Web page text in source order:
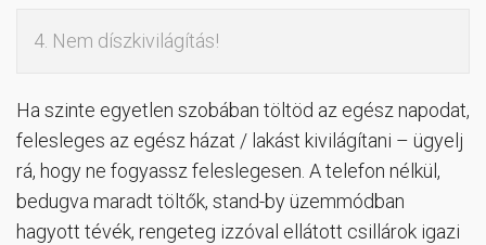
4. Nem díszkivilágítás!
Ha szinte egyetlen szobában töltöd az egész napodat,
felesleges az egész házat / lakást kivilágítani – ügyelj
rá, hogy ne fogyassz feleslegesen. A telefon nélkül,
bedugva maradt töltők, stand-by üzemmódban
hagyott tévék, rengeteg izzóval ellátott csillárok igazi